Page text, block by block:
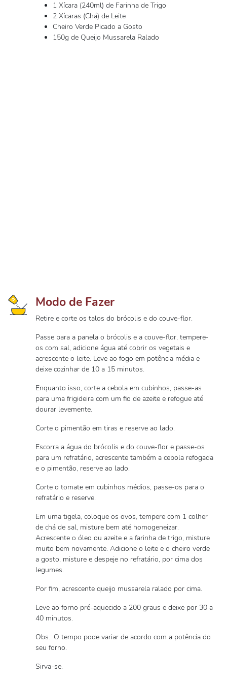
1 Xícara (240ml) de Farinha de Trigo
2 Xícaras (Chá) de Leite
Cheiro Verde Picado a Gosto
150g de Queijo Mussarela Ralado
Modo de Fazer
Retire e corte os talos do brócolis e do couve-flor.
Passe para a panela o brócolis e a couve-flor, tempere-
os com sal, adicione água até cobrir os vegetais e
acrescente o leite. Leve ao fogo em potência média e
deixe cozinhar de 10 a 15 minutos.
Enquanto isso, corte a cebola em cubinhos, passe-as
para uma frigideira com um fio de azeite e refogue até
dourar levemente.
Corte o pimentão em tiras e reserve ao lado.
Escorra a água do brócolis e do couve-flor e passe-os
para um refratário, acrescente também a cebola refogada
e o pimentão, reserve ao lado.
Corte o tomate em cubinhos médios, passe-os para o
refratário e reserve.
Em uma tigela, coloque os ovos, tempere com 1 colher
de chá de sal, misture bem até homogeneizar.
Acrescente o óleo ou azeite e a farinha de trigo, misture
muito bem novamente. Adicione o leite e o cheiro verde
a gosto, misture e despeje no refratário, por cima dos
legumes.
Por fim, acrescente queijo mussarela ralado por cima.
Leve ao forno pré-aquecido a 200 graus e deixe por 30 a
40 minutos.
Obs.: O tempo pode variar de acordo com a potência do
seu forno.
Sirva-se.